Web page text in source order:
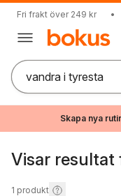
Fri frakt över 249 kr •
Skapa nya
Visar resultat
1 produkt